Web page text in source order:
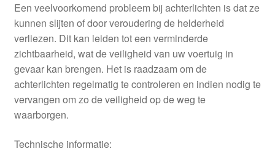
Een veelvoorkomend probleem bij achterlichten is dat ze
kunnen slijten of door veroudering de helderheid
verliezen. Dit kan leiden tot een verminderde
zichtbaarheid, wat de veiligheid van uw voertuig in
gevaar kan brengen. Het is raadzaam om de
achterlichten regelmatig te controleren en indien nodig te
vervangen om zo de veiligheid op de weg te
waarborgen.
Technische informatie: